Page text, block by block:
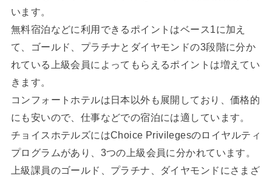
います。
無料宿泊などに利用できるポイントはベース1に加え
て、ゴールド、プラチナとダイヤモンドの3段階に分か
れている上級会員によってもらえるポイントは増えてい
きます。
コンフォートホテルは日本以外も展開しており、価格的
にも安いので、仕事などでの宿泊には適しています。
チョイスホテルズにはChoice Privilegesのロイヤルティ
プログラムがあり、3つの上級会員に分かれています。
上級課員のゴールド、プラチナ、ダイヤモンドにさまざ